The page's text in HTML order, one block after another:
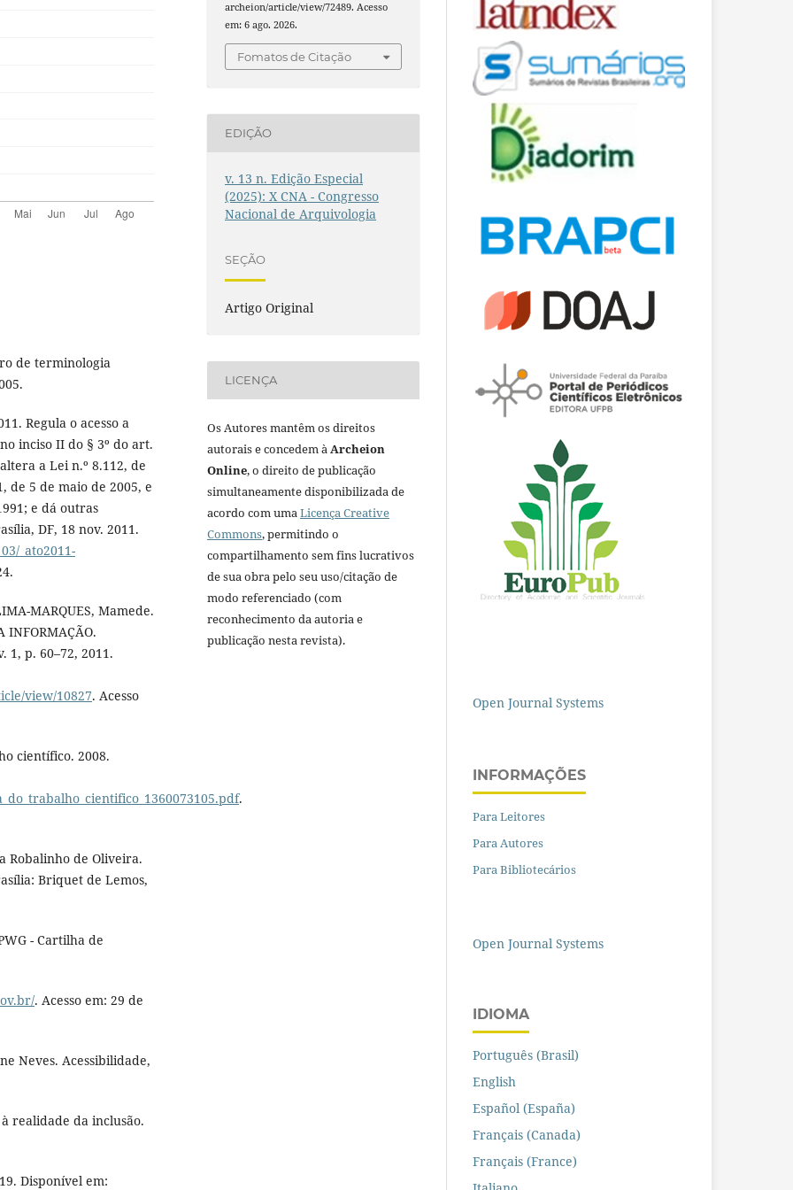
de terminologia
Regula o acesso a
inciso II do § 3º do art.
a Lei n.º 8.112, de
de 5 de maio de 2005, e
e dá outras
DF, 18 nov. 2011.
_ato2011-
MARQUES, Mamede.
INFORMAÇÃO.
1, p. 60–72, 2011.
view/10827. Acesso
científico. 2008.
.
Robalinho de Oliveira.
Briquet de Lemos,
- Cartilha de
. Acesso em: 29 de
Neves. Acessibilidade,
realidade da inclusão.
Disponível em:
archeion/article/view/72489. Acesso
em: 6 ago. 2026.
Fomatos de Citação
EDIÇÃO
v. 13 n. Edição Especial
(2025): X CNA - Congresso
Nacional de Arquivologia
SEÇÃO
Artigo Original
LICENÇA
Os Autores mantêm os direitos
autorais e concedem àArcheion
Online, o direito de publicação
simultaneamente disponibilizada de
acordo com umaLicença Creative
Commons, permitindo o
compartilhamento sem fins lucrativos
de sua obra pelo seu uso/citação de
modo referenciado (com
reconhecimento da autoria e
publicação nesta revista).
Open Journal Systems
INFORMAÇÕES
Para Leitores
Para Autores
Para Bibliotecários
Open Journal Systems
IDIOMA
Português (Brasil)
English
Español (España)
Français (Canada)
Français (France)